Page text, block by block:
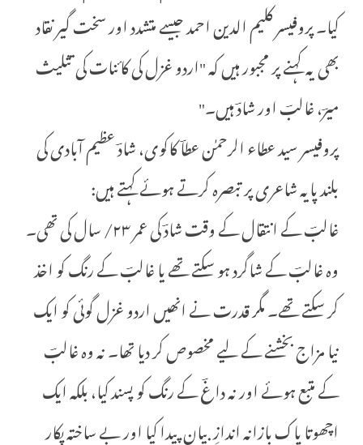
کیا۔ پروفیسر کلیم الدین احمد جیسے متشدد اور سخت گیر نقاد
بھی یہ کہنے پر مجبور ہیں کہ "اردو غزل کی کائنات کی تثلیث
میرؔ، غالبؔ اور شادؔ ہیں۔"
پروفیسر سید عطاء الرحمٰن عطاؔ کاکوی، شادؔ عظیم آبادی کی
بلند پایہ شاعری پر تبصرہ کرتے ہوئے کہتے ہیں:
غالبؔ کے انتقال کے وقت شادؔ کی عمر ۲۳/ سال کی تھی۔
وہ غالبؔ کے شاگرد ہو سکتے تھے یا غالبؔ کے رنگ کو اخذ
کر سکتے تھے۔ مگر قدرت نے انھیں اردو غزل گوئی کو ایک
نیا مزاج بخشنے کے لیے مخصوص کر دیا تھا۔ نہ وہ غالبؔ
کے متبع ہوئے اور نہ داغؔ کے رنگ کو پسند کیا، بلکہ ایک
اچھوتا پاک بازانہ اندازِ بیان پیدا کیا اور بے ساختہ پکار